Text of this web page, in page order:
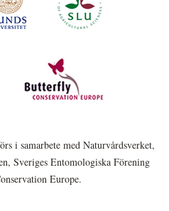
i samarbete med Naturvårdsverket,
Sveriges Entomologiska Förening
Europe.